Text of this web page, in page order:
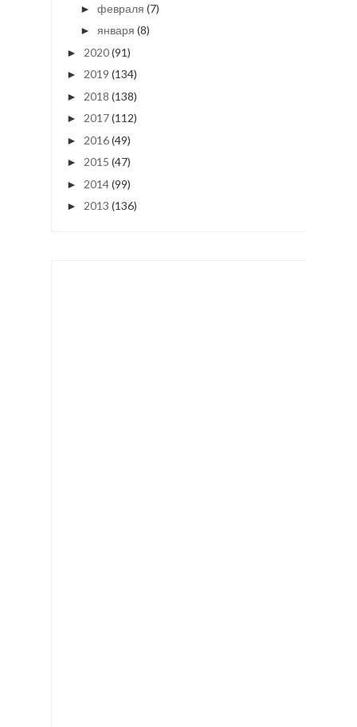
► февраля (7)
► января (8)
► 2020(91)
► 2019 (134)
► 2018 (138)
► 2017(112)
► 2016(49)
► 2015 (47)
► 2014(99)
► 2013 (136)